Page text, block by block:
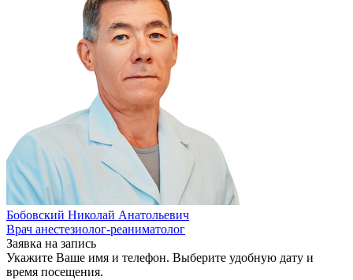
Бобовский Николай Анатольевич
Врач анестезиолог-реаниматолог
Заявка на запись
Укажите Ваше имя и телефон. Выберите удобную дату и
время посещения.